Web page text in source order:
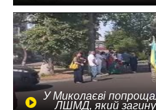
У Миколаєві
ЛШМД, який